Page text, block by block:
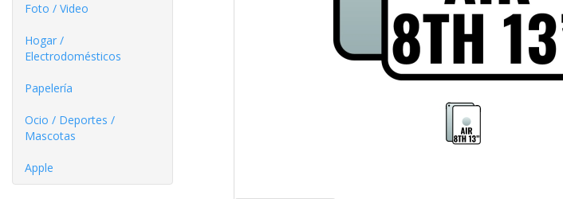
Foto / Video
Hogar /
Electrodomésticos
Papelería
Ocio / Deportes /
Mascotas
Apple